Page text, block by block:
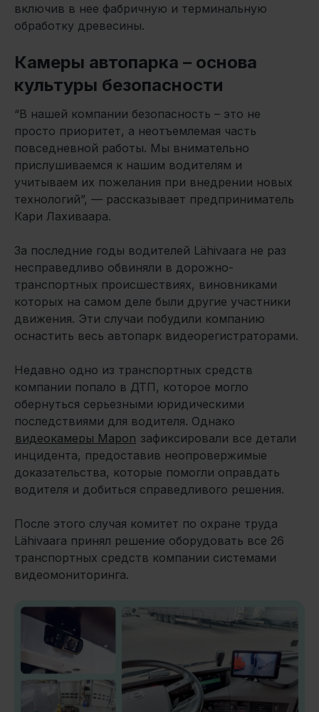
включив в нее фабричную и терминальную
обработку древесины.
Камеры автопарка – основа
культуры безопасности
“В нашей компании безопасность – это не
просто приоритет, а неотъемлемая часть
повседневной работы. Мы внимательно
прислушиваемся к нашим водителям и
учитываем их пожелания при внедрении новых
технологий”, — рассказывает предприниматель
Кари Лахиваара.
За последние годы водителей Lähivaara не раз
несправедливо обвиняли в дорожно-
транспортных происшествиях, виновниками
которых на самом деле были другие участники
движения. Эти случаи побудили компанию
оснастить весь автопарк видеорегистраторами.
Недавно одно из транспортных средств
компании попало в ДТП, которое могло
обернуться серьезными юридическими
последствиями для водителя. Однако
видеокамеры Mapon зафиксировали все детали
инцидента, предоставив неопровержимые
доказательства, которые помогли оправдать
водителя и добиться справедливого решения.
После этого случая комитет по охране труда
Lähivaara принял решение оборудовать все 26
транспортных средств компании системами
видеомониторинга.